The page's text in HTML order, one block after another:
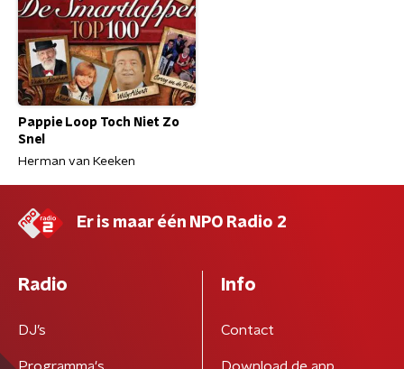
Pappie Loop Toch Niet Zo
Snel
Herman van Keeken
Er is maar één NPO Radio 2
Radio
DJ’s
Info
Contact